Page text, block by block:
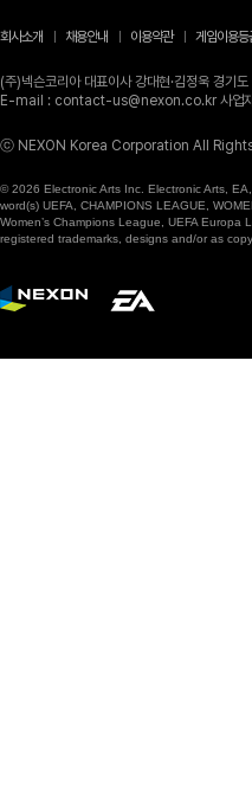
회사소개 채용안내 이용약관 게임이용등
(주)넥슨코리아 대표이사 강대현·김정욱
E-mail : contact-us@nexon.co.kr 사업
ⓒ NEXON Korea Corporation All
© 2026 Electronic Arts Inc. Electronic Arts,
word(s) UEFA, CHAMPIONS LEAGUE,
Women’s Champions League, UEFA
registered trademarks, designs and/or as